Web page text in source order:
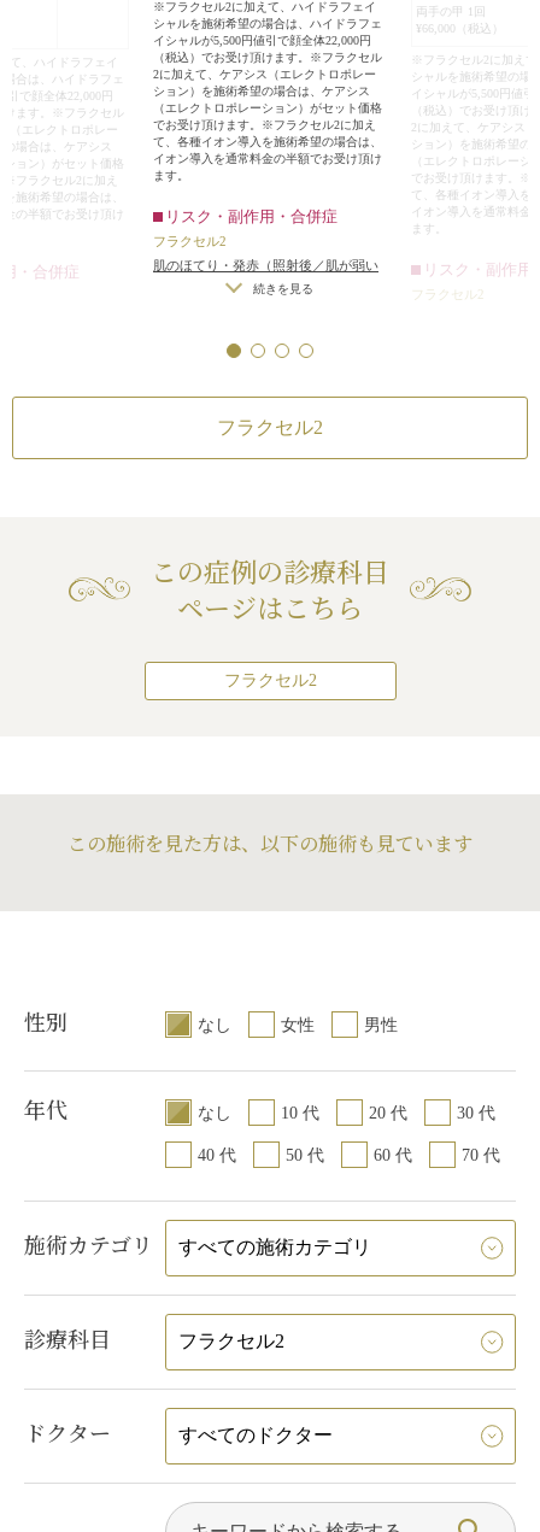
て、ハイドラフェイ
合は、ハイドラフェ
引で顔全体22,000円
けます。※フラクセル
（エレクトロポレー
場合は、ケアシス
ョン）がセット価格
フラクセル2に加え
施術希望の場合は、
の半額でお受け頂け
・合併症
※フラクセル2に加えて、ハイドラフェイ
シャルを施術希望の場合は、ハイドラフェ
イシャルが5,500円値引で顔全体22,000円
（税込）でお受け頂けます。※フラクセル
2に加えて、ケアシス（エレクトロポレー
ション）を施術希望の場合は、ケアシス
（エレクトロポレーション）がセット価格
でお受け頂けます。※フラクセル2に加え
て、各種イオン導入を施術希望の場合は、
イオン導入を通常料金の半額でお受け頂け
ます。
リスク・副作用・合併症
フラクセル2
肌のほてり・発赤（照射後／肌が弱い
方・敏感肌の方）続きを見る
両手の甲 1回
¥66,000（税込）
※フラクセル2に加え
シャルを施術希望の場
イシャルが5,500円値引
（税込）でお受け頂
2に加えて、ケアシス
ション）を施術希望の
（エレクトロポレーシ
でお受け頂けます。※
て、各種イオン導入を
イオン導入を通常料金
ます。
リスク・副作用
フラクセル2
フラクセル2
この症例の診療科目
ページはこちら
フラクセル2
この施術を見た方は、以下の施術も見ています
性別 なし 女性 男性
年代 なし 10 代 20 代 30 代
40 代 50 代 60 代 70 代
施術カテゴリ
診療科目
ドクター